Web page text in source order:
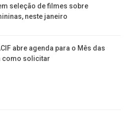
seleção de filmes sobre
neste janeiro
abre agenda para o Mês das
como solicitar